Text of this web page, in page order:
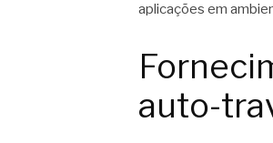
aplicações em
auto-